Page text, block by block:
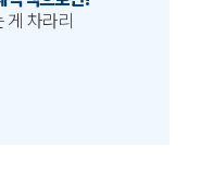
게 차라리